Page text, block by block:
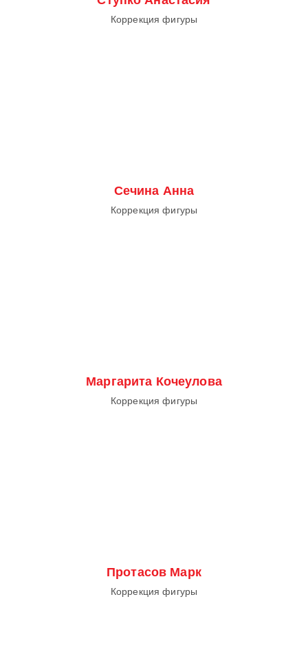
Коррекция фигуры
Сечина Анна
Коррекция фигуры
Маргарита Кочеулова
Коррекция фигуры
Протасов Марк
Коррекция фигуры